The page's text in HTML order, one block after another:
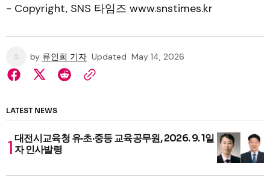
- Copyright, SNS 타임즈 www.snstimes.kr
by 류인희 기자 Updated May 14, 2026
LATEST NEWS
대전시교육청 유·초·중등 교육공무원, 2026. 9. 1일
자 인사발령